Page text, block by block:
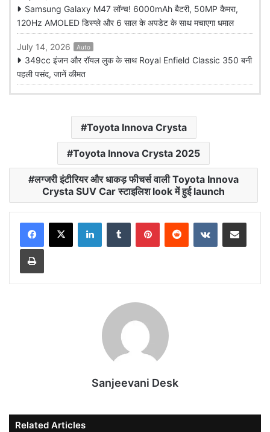
Samsung Galaxy M47 लॉन्च! 6000mAh बैटरी, 50MP कैमरा,
120Hz AMOLED डिस्प्ले और 6 साल के अपडेट के साथ मचाएगा धमाल
July 14, 2026 Auto
349cc इंजन और रॉयल लुक के साथ Royal Enfield Classic 350 बनी
पहली पसंद, जानें कीमत
Toyota Innova Crysta
Toyota Innova Crysta 2025
लग्जरी इंटीरियर और धाकड़ फीचर्स वाली Toyota Innova
Crysta SUV Car स्टाइलिश look में हुई launch
LinkedInTumblr PinterestReddit VKontakteShare via Email
Print
Sanjeevani Desk
Related Articles